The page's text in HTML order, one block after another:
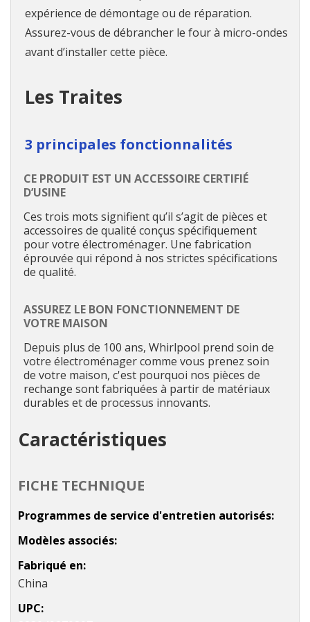
expérience de démontage ou de réparation.
Assurez-vous de débrancher le four à micro-ondes
avant d’installer cette pièce.
Les Traites
3 principales fonctionnalités
CE PRODUIT EST UN ACCESSOIRE CERTIFIÉ
D’USINE
Ces trois mots signifient qu’il s’agit de pièces et
accessoires de qualité conçus spécifiquement
pour votre électroménager. Une fabrication
éprouvée qui répond à nos strictes spécifications
de qualité.
ASSUREZ LE BON FONCTIONNEMENT DE
VOTRE MAISON
Depuis plus de 100 ans, Whirlpool prend soin de
votre électroménager comme vous prenez soin
de votre maison, c'est pourquoi nos pièces de
rechange sont fabriquées à partir de matériaux
durables et de processus innovants.
Caractéristiques
FICHE TECHNIQUE
Programmes de service d'entretien autorisés
Modèles associés
Fabriqué en
China
UPC